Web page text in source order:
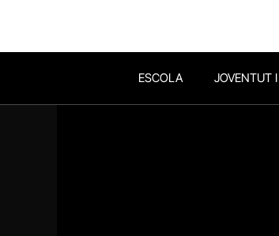
ESCOLA JOVENTUT